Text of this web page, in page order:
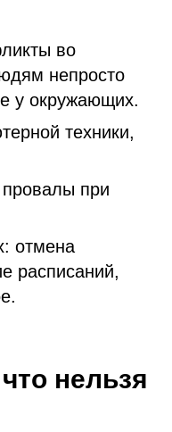
во
непросто
у окружающих.
техники,
при
отмена
расписаний,
нельзя